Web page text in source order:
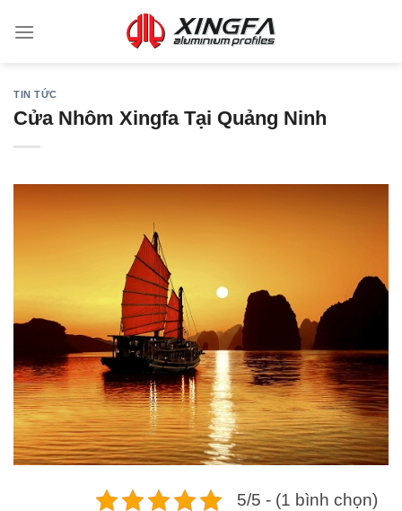
TIN TỨC
Cửa Nhôm Xingfa Tại Quảng Ninh
5/5 - (1 bình chọn)